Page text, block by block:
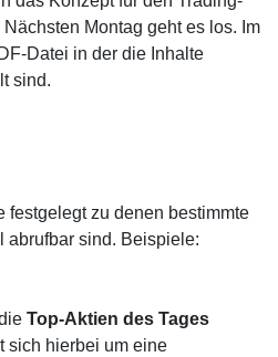
Montag geht es los. Im
Datei in der die Inhalte
sind.
festgelegt zu denen bestimmte
abrufbar sind. Beispiele:
Top-Aktien des Tages
sich hierbei um eine